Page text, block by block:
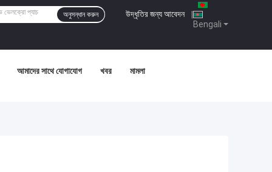
Bengali
উদ্ধৃতির জন্য আবেদন |
অনুসন্ধান করুন
আমাদের সাথে যোগাযোগ খবর মামলা